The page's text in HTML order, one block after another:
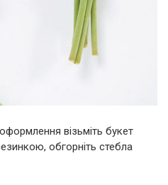
візьміть букет
обгорніть стебла